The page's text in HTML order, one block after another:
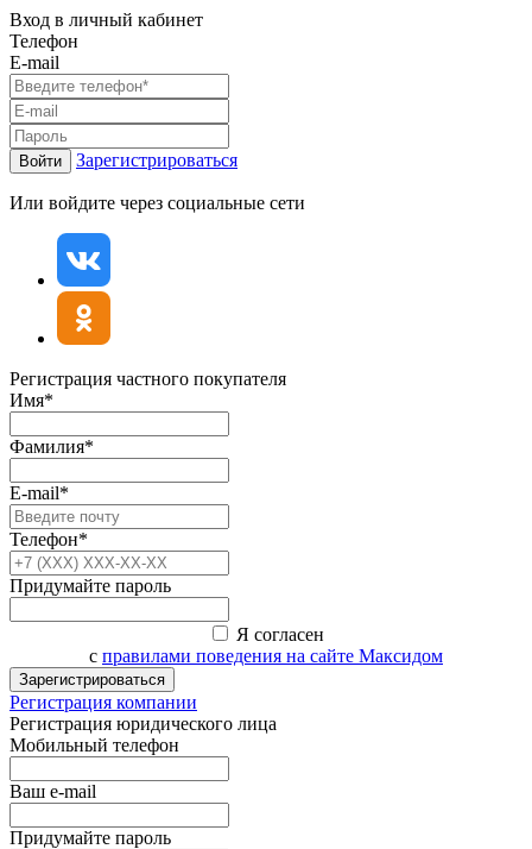
Вход в личный кабинет
Телефон
E-mail
Войти Зарегистрироваться
Или войдите через социальные сети
Регистрация частного покупателя
Имя*
Фамилия*
E-mail*
Телефон*
Придумайте пароль
Я согласен
с правилами поведения на сайте Максидом
Зарегистрироваться
Регистрация компании
Регистрация юридического лица
Мобильный телефон
Ваш e-mail
Придумайте пароль